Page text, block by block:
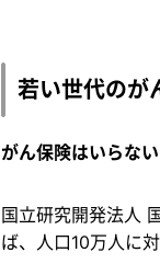
若い世代のが
がん保険はいらな
国立研究開発法人
ば、人口10万人に